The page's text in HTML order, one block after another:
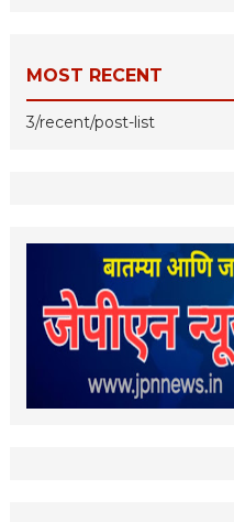
MOST RECENT
3/recent/post-list